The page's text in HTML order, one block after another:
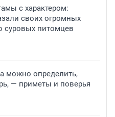
с характером:
своих огромных
суровых питомцев
можно определить,
— приметы и поверья